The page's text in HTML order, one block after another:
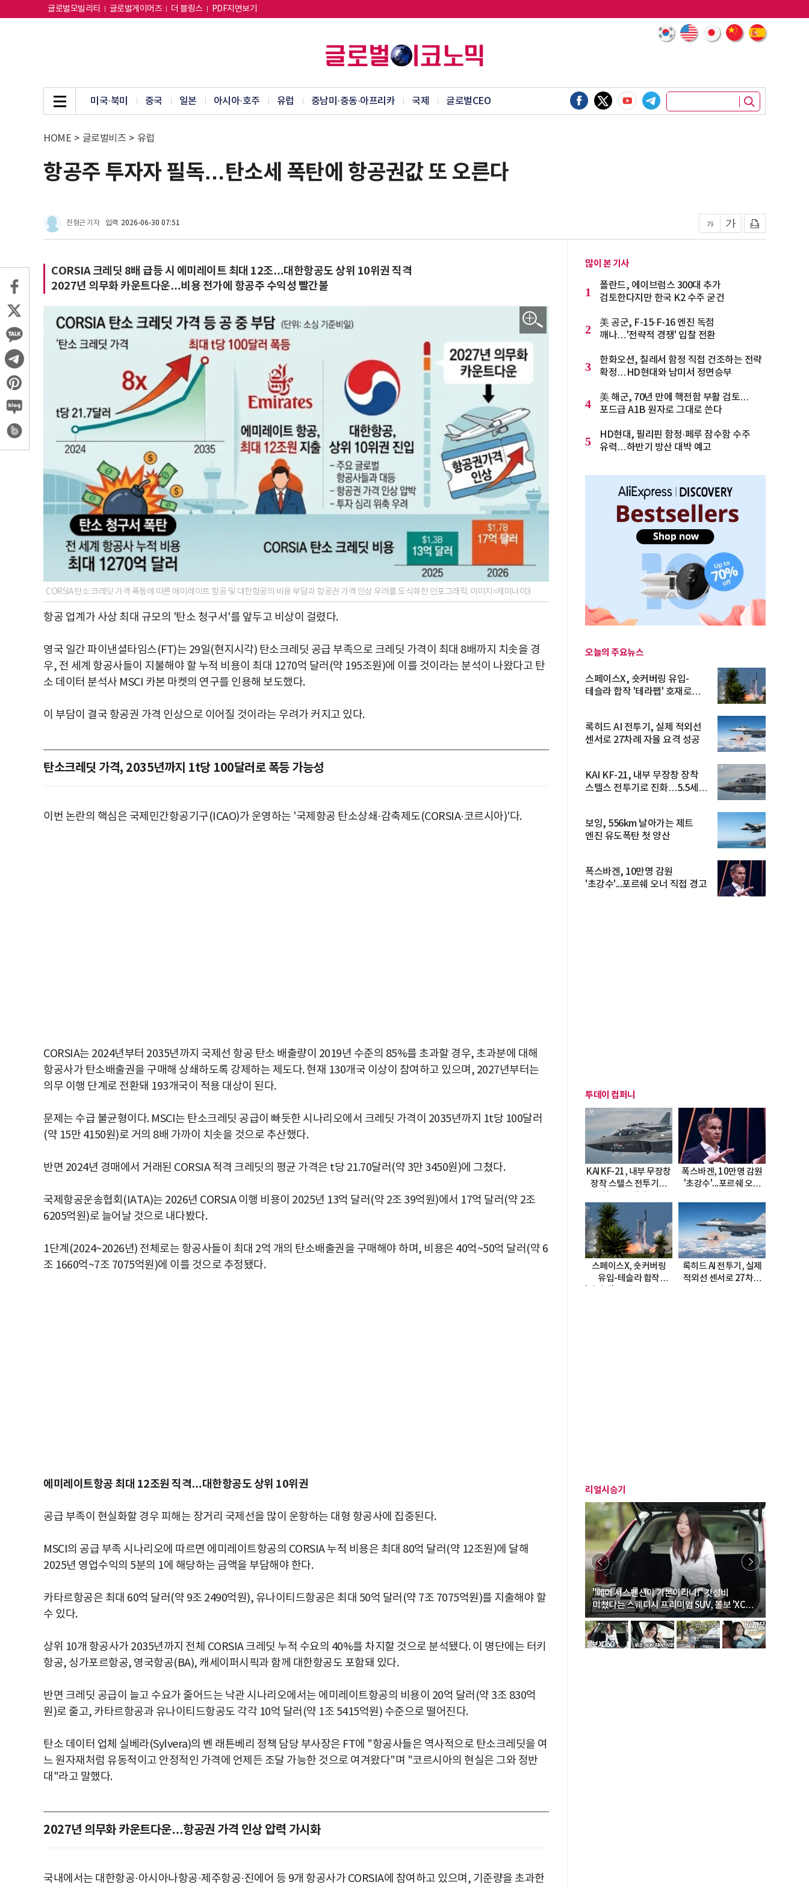
글로벌모빌리티 글로벌게이머즈 더 블링스 PDF지면보기
미국·북미 중국 일본 아시아·호주 유럽 중남미·중동·아프리카 국제 글로벌CEO
HOME > 글로벌비즈 > 유럽
항공주 투자자 필독…탄소세 폭탄에 항공권값 또 오른다
진형근 기자 입력 2026-06-30 07:51
CORSIA 크레딧 8배 급등 시 에미레이트 최대 12조…대한항공도 상위 10위권 직격
2027년 의무화 카운트다운…비용 전가에 항공주 수익성 빨간불
CORSIA 탄소 크레딧 가격 폭등에 따른 에미레이트 항공 및 대한항공의 비용 부담과 항공권 가격 인상 우려를 도식화한 인포그래픽. 이미지=제미나이3
항공 업계가 사상 최대 규모의 '탄소 청구서'를 앞두고 비상이 걸렸다.
영국 일간 파이낸셜타임스(FT)는 29일(현지시각) 탄소크레딧 공급 부족으로 크레딧 가격이 최대 8배까지 치솟을 경
우, 전 세계 항공사들이 지불해야 할 누적 비용이 최대 1270억 달러(약 195조원)에 이를 것이라는 분석이 나왔다고 탄
소 데이터 분석사 MSCI 카본 마켓의 연구를 인용해 보도했다.
이 부담이 결국 항공권 가격 인상으로 이어질 것이라는 우려가 커지고 있다.
탄소크레딧 가격, 2035년까지 1t당 100달러로 폭등 가능성
이번 논란의 핵심은 국제민간항공기구(ICAO)가 운영하는 '국제항공 탄소상쇄·감축제도(CORSIA·코르시아)'다.
CORSIA는 2024년부터 2035년까지 국제선 항공 탄소 배출량이 2019년 수준의 85%를 초과할 경우, 초과분에 대해
항공사가 탄소배출권을 구매해 상쇄하도록 강제하는 제도다. 현재 130개국 이상이 참여하고 있으며, 2027년부터는
의무 이행 단계로 전환돼 193개국이 적용 대상이 된다.
문제는 수급 불균형이다. MSCI는 탄소크레딧 공급이 빠듯한 시나리오에서 크레딧 가격이 2035년까지 1t당 100달러
(약 15만 4150원)로 거의 8배 가까이 치솟을 것으로 추산했다.
반면 2024년 경매에서 거래된 CORSIA 적격 크레딧의 평균 가격은 t당 21.70달러(약 3만 3450원)에 그쳤다.
국제항공운송협회(IATA)는 2026년 CORSIA 이행 비용이 2025년 13억 달러(약 2조 39억원)에서 17억 달러(약 2조
6205억원)로 늘어날 것으로 내다봤다.
1단계(2024~2026년) 전체로는 항공사들이 최대 2억 개의 탄소배출권을 구매해야 하며, 비용은 40억~50억 달러(약 6
조 1660억~7조 7075억원)에 이를 것으로 추정됐다.
에미레이트항공 최대 12조원 직격…대한항공도 상위 10위권
공급 부족이 현실화할 경우 피해는 장거리 국제선을 많이 운항하는 대형 항공사에 집중된다.
MSCI의 공급 부족 시나리오에 따르면 에미레이트항공의 CORSIA 누적 비용은 최대 80억 달러(약 12조원)에 달해
2025년 영업수익의 5분의 1에 해당하는 금액을 부담해야 한다.
카타르항공은 최대 60억 달러(약 9조 2490억원), 유나이티드항공은 최대 50억 달러(약 7조 7075억원)를 지출해야 할
수 있다.
상위 10개 항공사가 2035년까지 전체 CORSIA 크레딧 누적 수요의 40%를 차지할 것으로 분석됐다. 이 명단에는 터키
항공, 싱가포르항공, 영국항공(BA), 캐세이퍼시픽과 함께 대한항공도 포함돼 있다.
반면 크레딧 공급이 늘고 수요가 줄어드는 낙관 시나리오에서는 에미레이트항공의 비용이 20억 달러(약 3조 830억
원)로 줄고, 카타르항공과 유나이티드항공도 각각 10억 달러(약 1조 5415억원) 수준으로 떨어진다.
탄소 데이터 업체 실베라(Sylvera)의 벤 래튼베리 정책 담당 부사장은 FT에 "항공사들은 역사적으로 탄소크레딧을 여
느 원자재처럼 유동적이고 안정적인 가격에 언제든 조달 가능한 것으로 여겨왔다"며 "코르시아의 현실은 그와 정반
대"라고 말했다.
2027년 의무화 카운트다운…항공권 가격 인상 압력 가시화
국내에서는 대한항공·아시아나항공·제주항공·진에어 등 9개 항공사가 CORSIA에 참여하고 있으며, 기준량을 초과한
많이 본 기사
1
폴란드, 에이브럼스 300대 추가
검토한다지만 한국 K2 수주 굳건
2
美 공군, F-15·F-16 엔진 독점
깨나…'전략적 경쟁' 입찰 전환
3
한화오션, 칠레서 함정 직접 건조하는 전략
확정…HD현대와 남미서 정면승부
4
美 해군, 70년 만에 핵전함 부활 검토…
포드급 A1B 원자로 그대로 쓴다
5
HD현대, 필리핀 함정·페루 잠수함 수주
유력…하반기 방산 대박 예고
오늘의 주요뉴스
스페이스X, 숏커버링 유입-
테슬라 합작 '테라팹' 호재로
록히드 AI 전투기, 실제 적외선
센서로 27차례 자율 요격 성공
KAI KF-21, 내부 무장창 장착
스텔스 전투기로 진화…5.5세대
보잉, 556km 날아가는 제트
엔진 유도폭탄 첫 양산
폭스바겐, 10만명 감원
'초강수'...포르쉐 오너 직접 경고
투데이 컴퍼니
KAI KF-21, 내부 무장창
장착 스텔스 전투기로
폭스바겐, 10만명 감원
'초강수'...포르쉐 오너
스페이스X, 숏커버링
유입-테슬라 합작
록히드 AI 전투기, 실제
적외선 센서로 27차례
리얼시승기
박지수 아나운서가 타본 ‘전설의 무쏘’… “여성·
초보자도 반할 반전 매력”
"에어 서스펜션이 기본이라니!" 갓성비
미쳤다는 스웨디시 프리미엄 SUV, 볼보 'XC60
B5 울트라'